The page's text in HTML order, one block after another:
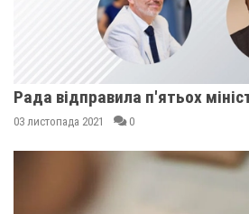
Рада відправила п'ятьох
03 листопада 2021 0